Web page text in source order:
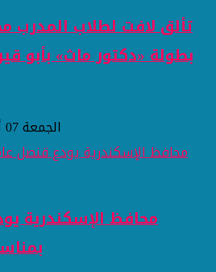
تألق لافت لطلاب
الجمعة 07 أغسطس 2026 03:04 صباحاً
محافظ الإسكندرية